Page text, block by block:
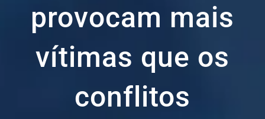
provocam mais
vítimas que os
conflitos